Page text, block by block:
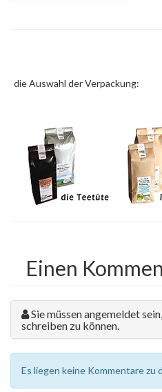
die Auswahl der Verpackung:
Einen
Sie müssen angemeldet
schreiben zu können.
Es liegen keine Kommentare zu